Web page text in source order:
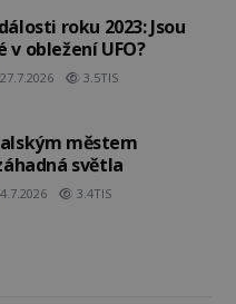
roku 2023: Jsou
v obležení UFO?
27.7.2026 3.5TIS
městem
světla
4.7.2026 3.4TIS